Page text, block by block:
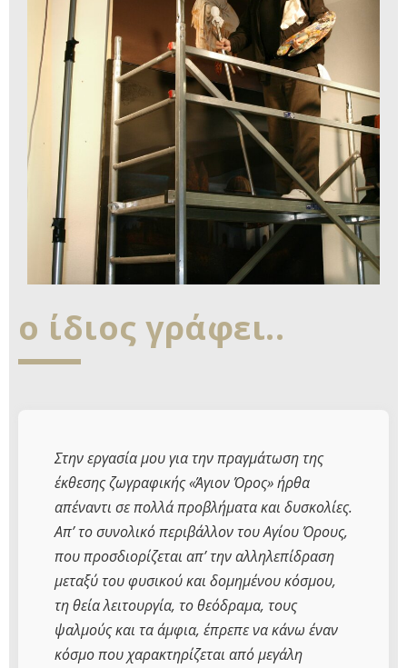
ο ίδιος γράφει..
Στην εργασία μου για την πραγμάτωση της
έκθεσης ζωγραφικής «Άγιον Όρος» ήρθα
απέναντι σε πολλά προβλήματα και δυσκολίες.
Απ’ το συνολικό περιβάλλον του Αγίου Όρους,
που προσδιορίζεται απ’ την αλληλεπίδραση
μεταξύ του φυσικού και δομημένου κόσμου,
τη θεία λειτουργία, το θεόδραμα, τους
ψαλμούς και τα άμφια, έπρεπε να κάνω έναν
κόσμο που χαρακτηρίζεται από μεγάλη